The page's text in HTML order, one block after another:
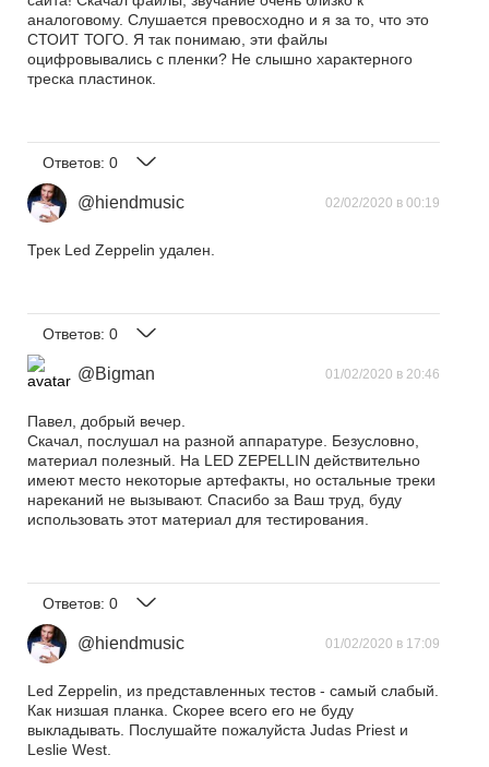
аналоговому. Слушается превосходно и я за то, что это
СТОИТ ТОГО. Я так понимаю, эти файлы
оцифровывались с пленки? Не слышно характерного
треска пластинок.
Ответов: 0
@hiendmusic 02/02/2020 в 00:19
Трек Led Zeppelin удален.
Ответов: 0
@Bigman 01/02/2020 в 20:46
Павел, добрый вечер.
Скачал, послушал на разной аппаратуре. Безусловно,
материал полезный. На LED ZEPELLIN действительно
имеют место некоторые артефакты, но остальные треки
нареканий не вызывают. Спасибо за Ваш труд, буду
использовать этот материал для тестирования.
Ответов: 0
@hiendmusic 01/02/2020 в 17:09
Led Zeppelin, из представленных тестов - самый слабый.
Как низшая планка. Скорее всего его не буду
выкладывать. Послушайте пожалуйста Judas Priest и
Leslie West.